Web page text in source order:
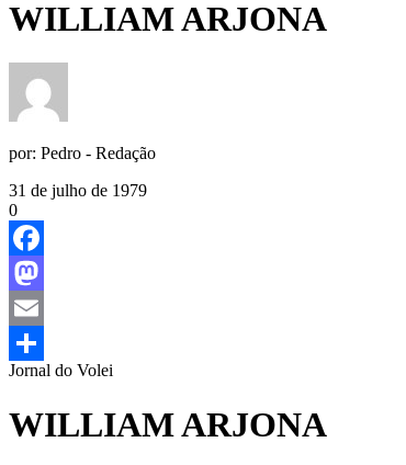
WILLIAM ARJONA
por: Pedro - Redação
31 de julho de 1979
0
Facebook
Mastodon
Email
Share
Jornal do Volei
WILLIAM ARJONA